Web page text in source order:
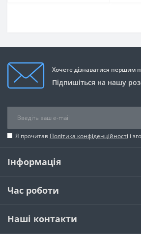
Хочете дізнаватися першим
Підпишіться на нашу
Я прочитав Політика конфіденційності і
Інформація
Час роботи
Наші контакти